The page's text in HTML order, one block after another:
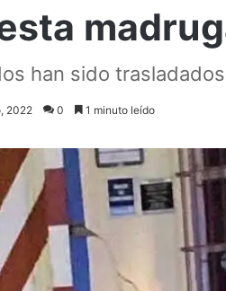
han sido
2022 0 1 minuto leído